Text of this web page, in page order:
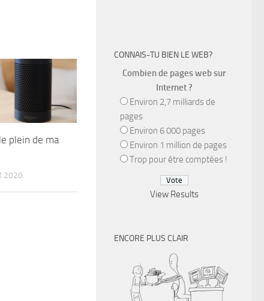
plein de ma
2020
CONNAIS-TU BIEN LE WEB?
Combien de pages web sur
Internet ?
Environ 2,7 milliards de
pages
Environ 6 000 pages
Environ 1 million de pages
Trop pour être comptées !
View Results
ENCORE PLUS CLAIR